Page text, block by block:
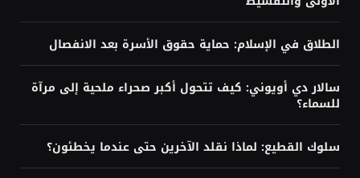
الطلاق في الإسلام: حماية حقوق الأسرة بعد الانفصال
سالار دي أويوني: كيف تتحول أكبر صحراء ملحية إلى مرآة
للسماء؟
سلوك القطيع: لماذا نقلد الآخرين حتى عندما يخطئون؟